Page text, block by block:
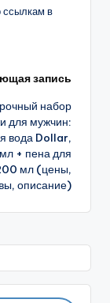
ссылкам в
запись
набор
для мужчин:
вода Dollar,
+ пена для
мл (цены,
описание)